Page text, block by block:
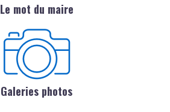
Le mot du maire
Galeries photos